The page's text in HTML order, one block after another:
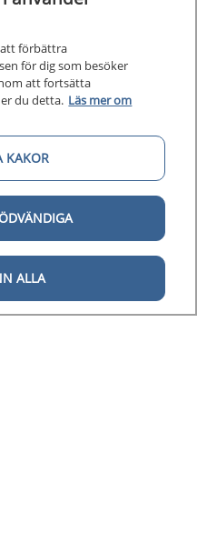
att förbättra
för dig som besöker
att fortsätta
du detta. Läs mer om
KAKOR
ALLA